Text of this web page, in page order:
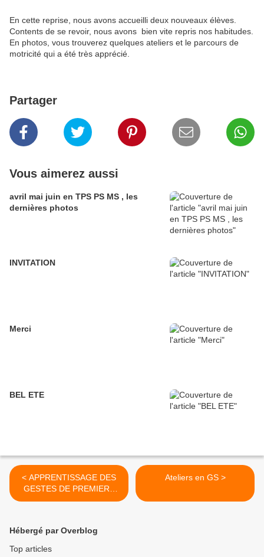
En cette reprise, nous avons accueilli deux nouveaux élèves.
Contents de se revoir, nous avons bien vite repris nos habitudes.
En photos, vous trouverez quelques ateliers et le parcours de
motricité qui a été très apprécié.
Partager
Vous aimerez aussi
avril mai juin en TPS PS MS , les
dernières photos
INVITATION
Merci
BEL ETE
< APPRENTISSAGE DES
GESTES DE PREMIERS
SECOURS
Ateliers en GS >
Hébergé par Overblog
Top articles